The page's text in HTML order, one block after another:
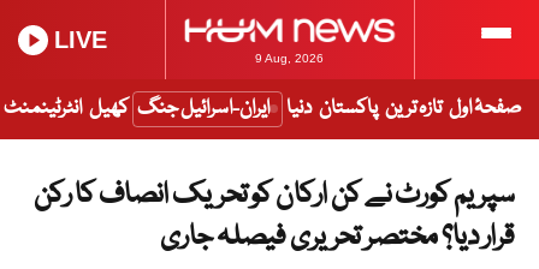
9 Aug, 2026
LIVE
صفحۂ اول تازہ ترین پاکستان دنیا ایران-اسرائیل جنگ کھیل انٹرٹینمنٹ
سپریم کورٹ نے کن ارکان کو تحریک انصاف کا رکن
قرار دیا؟ مختصر تحریری فیصلہ جاری